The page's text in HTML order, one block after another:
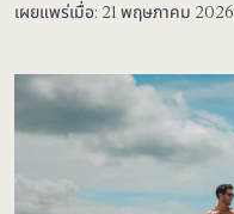
เผยแพร่เมื่อ: 21 พฤษภาคม 2026